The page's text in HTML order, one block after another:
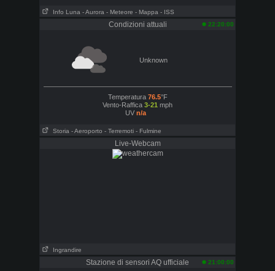
Info Luna - Aurora - Meteore - Mappa - ISS
Condizioni attuali 22:20:00
Unknown
Temperatura 76.5°F
Vento-Raffica 3-21 mph
UV n/a
Storia - Aeroporto - Terremoti - Fulmine
Live-Webcam
Ingrandire
Stazione di sensori AQ ufficiale 21:00:00